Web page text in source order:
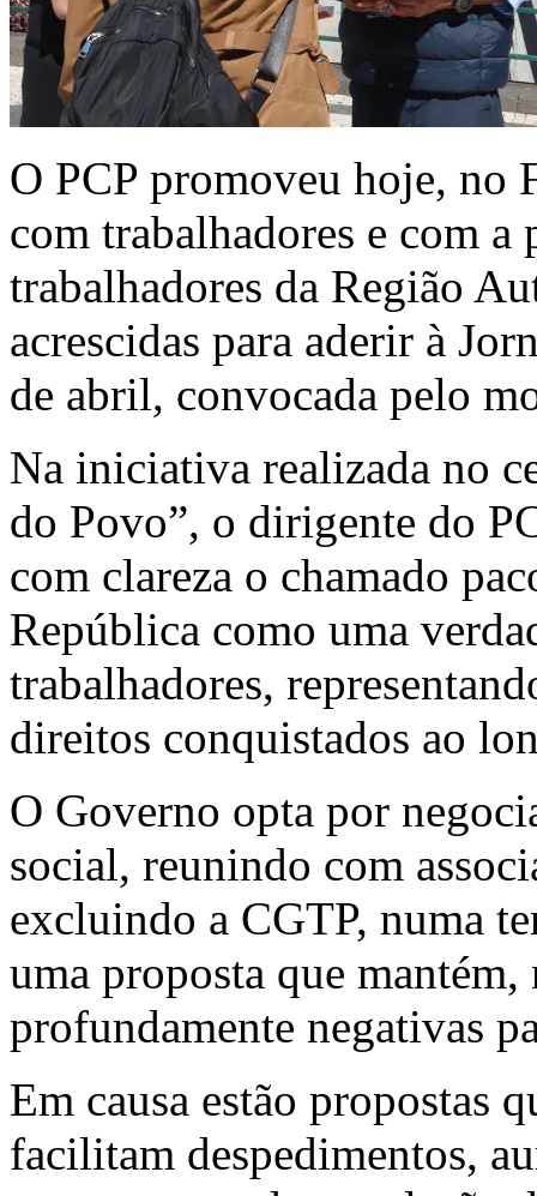
O PCP promoveu hoje, no
com trabalhadores e com
trabalhadores da Região
acrescidas para aderir à
de abril, convocada pelo
Na iniciativa realizada no
do Povo”, o dirigente do
com clareza o chamado
República como uma
trabalhadores,
direitos conquistados ao
O Governo opta por
social, reunindo com
excluindo a CGTP, numa
uma proposta que mantém,
profundamente negativas
Em causa estão propostas
facilitam despedimentos,